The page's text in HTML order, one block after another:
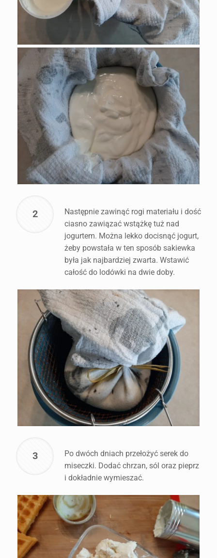
2
Następnie zawinąć rogi materiału i dość
ciasno zawiązać wstążkę tuż nad
jogurtem. Można lekko docisnąć jogurt,
żeby powstała w ten sposób sakiewka
była jak najbardziej zwarta. Wstawić
całość do lodówki na dwie doby.
3
Po dwóch dniach przełożyć serek do
miseczki. Dodać chrzan, sól oraz pieprz
i dokładnie wymieszać.